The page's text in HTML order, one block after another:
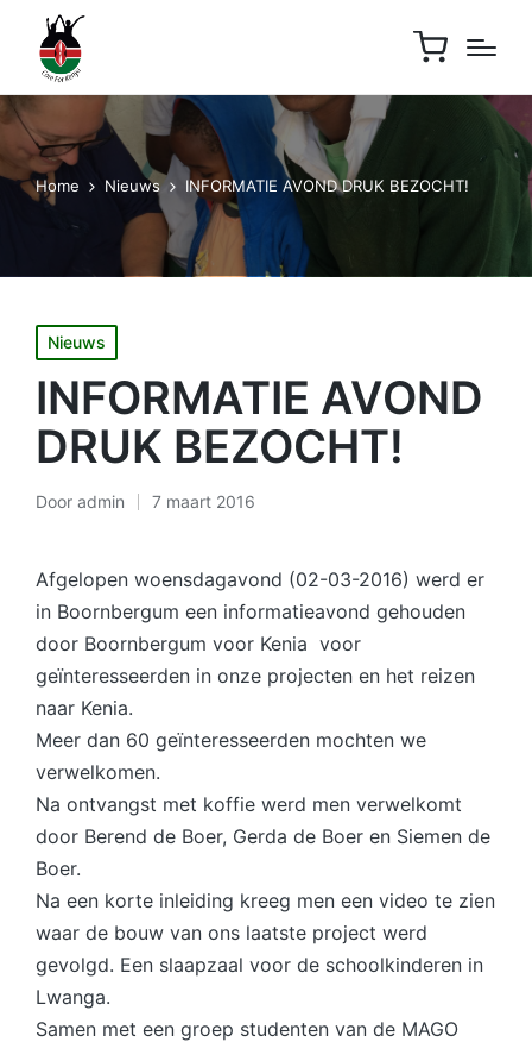
Home Nieuws INFORMATIE AVOND DRUK BEZOCHT!
Geplaatst
in
Nieuws
INFORMATIE AVOND
DRUK BEZOCHT!
Geplaatst
Door admin 7 maart 2016
Afgelopen woensdagavond (02-03-2016) werd er
in Boornbergum een informatieavond gehouden
door Boornbergum voor Kenia voor
geïnteresseerden in onze projecten en het reizen
naar Kenia.
Meer dan 60 geïnteresseerden mochten we
verwelkomen.
Na ontvangst met koffie werd men verwelkomt
door Berend de Boer, Gerda de Boer en Siemen de
Boer.
Na een korte inleiding kreeg men een video te zien
waar de bouw van ons laatste project werd
gevolgd. Een slaapzaal voor de schoolkinderen in
Lwanga.
Samen met een groep studenten van de MAGO